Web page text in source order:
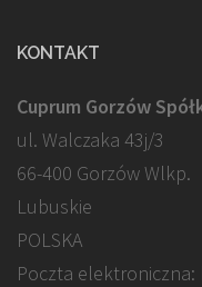
KONTAKT
Cuprum Gorzów
ul. Walczaka 43j/3
66-400 Gorzów Wlkp.
Lubuskie
POLSKA
Poczta